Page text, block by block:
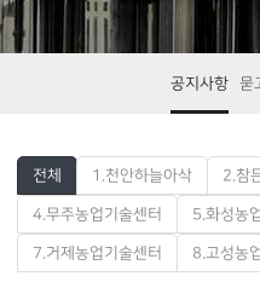
공지사항 묻
전체 1.천안하늘아삭 2.참
4.무주농업기술센터 5.화성농
7.거제농업기술센터 8.고성농